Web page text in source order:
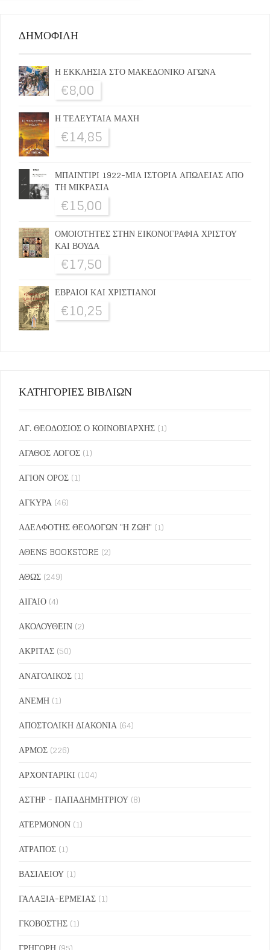
ΔΗΜΟΦΙΛΗ
Η ΕΚΚΛΗΣΙΑ ΣΤΟ ΜΑΚΕΔΟΝΙΚΟ ΑΓΩΝΑ
€8,00
Η ΤΕΛΕΥΤΑΙΑ ΜΑΧΗ
€14,85
ΜΠΑΙΝΤΙΡΙ 1922-ΜΙΑ ΙΣΤΟΡΙΑ ΑΠΩΛΕΙΑΣ ΑΠΟ
ΤΗ ΜΙΚΡΑΣΙΑ
€15,00
ΟΜΟΙΟΤΗΤΕΣ ΣΤΗΝ ΕΙΚΟΝΟΓΡΑΦΙΑ ΧΡΙΣΤΟΥ
ΚΑΙ ΒΟΥΔΑ
€17,50
ΕΒΡΑΙΟΙ ΚΑΙ ΧΡΙΣΤΙΑΝΟΙ
€10,25
ΚΑΤΗΓΟΡΙΕΣ ΒΙΒΛΙΩΝ
ΑΓ. ΘΕΟΔΟΣΙΟΣ Ο ΚΟΙΝΟΒΙΑΡΧΗΣ (1)
ΑΓΑΘΟΣ ΛΟΓΟΣ (1)
ΑΓΙΟΝ ΟΡΟΣ (1)
ΑΓΚΥΡΑ (46)
ΑΔΕΛΦΟΤΗΣ ΘΕΟΛΟΓΩΝ "Η ΖΩΗ" (1)
ΑΘΕΝS BOOKSTORE (2)
ΑΘΩΣ (249)
ΑΙΓΑΙΟ (4)
ΑΚΟΛΟΥΘΕΙΝ (2)
ΑΚΡΙΤΑΣ (50)
ΑΝΑΤΟΛΙΚΟΣ (1)
ΑΝΕΜΗ (1)
ΑΠΟΣΤΟΛΙΚΗ ΔΙΑΚΟΝΙΑ (64)
ΑΡΜΟΣ (226)
ΑΡΧΟΝΤΑΡΙΚΙ (104)
ΑΣΤΗΡ - ΠΑΠΑΔΗΜΗΤΡΙΟΥ (8)
ΑΤΕΡΜΟΝΟΝ (1)
ΑΤΡΑΠΟΣ (1)
ΒΑΣΙΛΕΙΟΥ (1)
ΓΑΛΑΞΙΑ-ΕΡΜΕΙΑΣ (1)
ΓΚΟΒΟΣΤΗΣ (1)